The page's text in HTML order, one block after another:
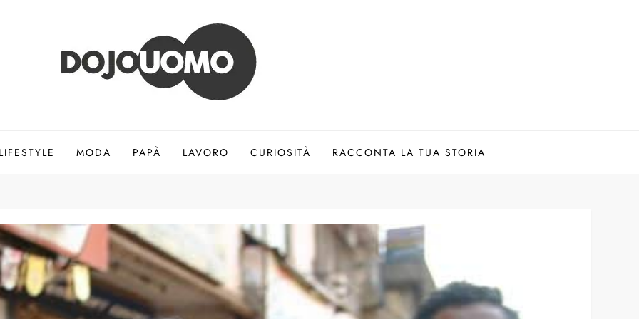
LIFESTYLE MODA PAPÀ LAVORO CURIOSITÀ RACCONTA LA TUA STORIA